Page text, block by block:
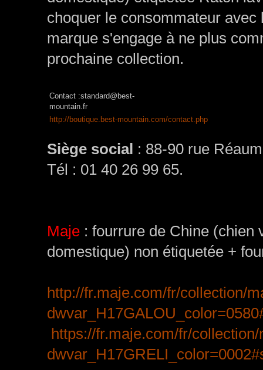
choquer le consommateur
marque s'engage à ne plus
prochaine collection.
Contact :standard@best-
mountain.fr
http://boutique.best-mountain.com/contact.php
Siège social : 88-90 rue
Tél : 01 40 26 99 65.
Maje : fourrure de Chine (chien
domestique) non étiquetée +
http://fr.maje.com/fr/collection/
https://fr.maje.com/fr/